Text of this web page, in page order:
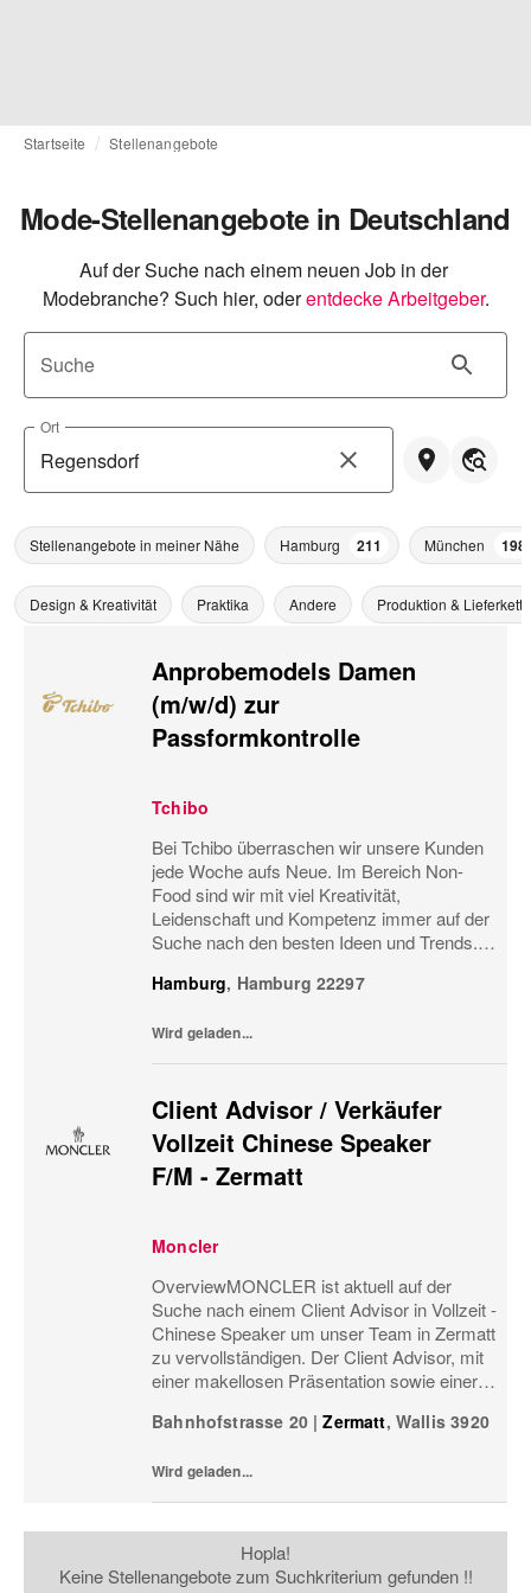
Startseite Stellenangebote
Mode-Stellenangebote in Deutschland
Auf der Suche nach einem neuen Job in der
Modebranche? Such hier, oderentdecke Arbeitgeber.
Suche
Ort
Stellenangebote in meiner Nähe Hamburg 211 München 198
Design & Kreativität Praktika Andere Produktion & Lieferkette
Anprobemodels Damen
(m/w/d) zur
Passformkontrolle
Tchibo
Bei Tchibo überraschen wir unsere Kunden
jede Woche aufs Neue. Im Bereich Non-
Food sind wir mit viel Kreativität,
Leidenschaft und Kompetenz immer auf der
Suche nach den besten Ideen und Trends.
besser machen und ständig
Hamburg, Hamburg 22297
Wird geladen...
Client Advisor / Verkäufer
Vollzeit Chinese Speaker
F/M - Zermatt
Moncler
OverviewMONCLER ist aktuell auf der
Suche nach einem Client Advisor in Vollzeit -
Chinese Speaker um unser Team in Zermatt
zu vervollständigen. Der Client Advisor, mit
einer makellosen Präsentation sowie einer
jeden einzelnen Kunden mit auf eine Reise
Bahnhofstrasse 20 | Zermatt, Wallis 3920
Wird geladen...
Hopla!
Keine Stellenangebote zum Suchkriterium gefunden !!